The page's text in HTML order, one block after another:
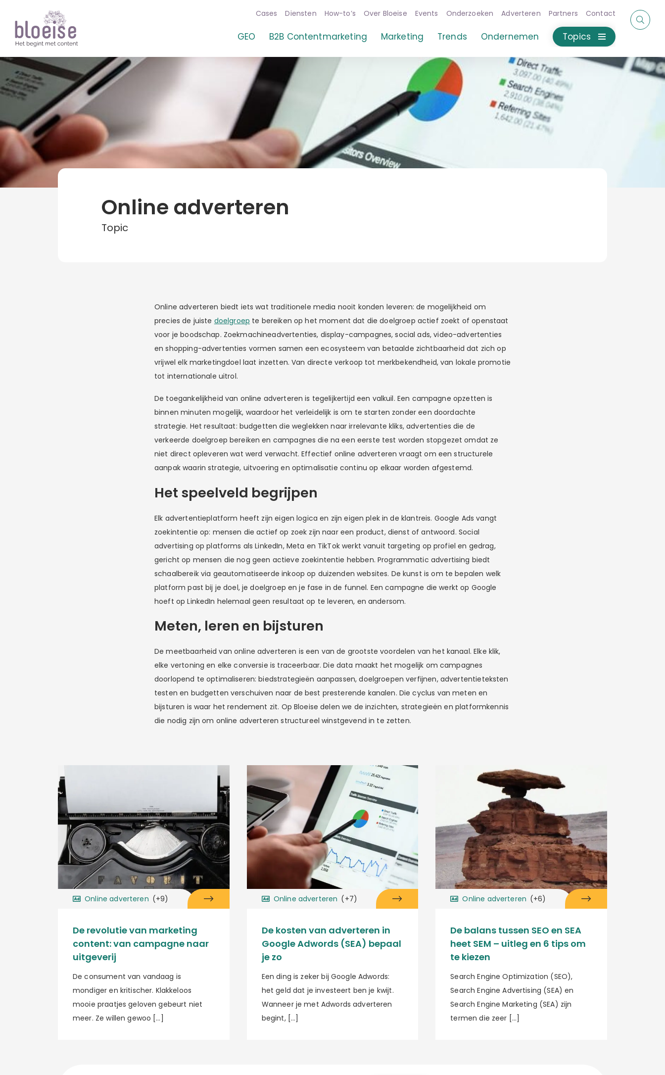
Artikelen
Cases Diensten How-to’s Over Bloeise Events Onderzoeken Adverteren Partners Contact
GEO B2B Contentmarketing Marketing Trends Ondernemen Topics
Online adverteren
Topic
Online adverteren biedt iets wat traditionele media nooit konden leveren: de mogelijkheid om
precies de juiste doelgroep te bereiken op het moment dat die doelgroep actief zoekt of openstaat
voor je boodschap. Zoekmachineadvertenties, display-campagnes, social ads, video-advertenties
en shopping-advertenties vormen samen een ecosysteem van betaalde zichtbaarheid dat zich op
vrijwel elk marketingdoel laat inzetten. Van directe verkoop tot merkbekendheid, van lokale promotie
tot internationale uitrol.
De toegankelijkheid van online adverteren is tegelijkertijd een valkuil. Een campagne opzetten is
binnen minuten mogelijk, waardoor het verleidelijk is om te starten zonder een doordachte
strategie. Het resultaat: budgetten die weglekken naar irrelevante kliks, advertenties die de
verkeerde doelgroep bereiken en campagnes die na een eerste test worden stopgezet omdat ze
niet direct opleveren wat werd verwacht. Effectief online adverteren vraagt om een structurele
aanpak waarin strategie, uitvoering en optimalisatie continu op elkaar worden afgestemd.
Het speelveld begrijpen
Elk advertentieplatform heeft zijn eigen logica en zijn eigen plek in de klantreis. Google Ads vangt
zoekintentie op: mensen die actief op zoek zijn naar een product, dienst of antwoord. Social
advertising op platforms als LinkedIn, Meta en TikTok werkt vanuit targeting op profiel en gedrag,
gericht op mensen die nog geen actieve zoekintentie hebben. Programmatic advertising biedt
schaalbereik via geautomatiseerde inkoop op duizenden websites. De kunst is om te bepalen welk
platform past bij je doel, je doelgroep en je fase in de funnel. Een campagne die werkt op Google
hoeft op LinkedIn helemaal geen resultaat op te leveren, en andersom.
Meten, leren en bijsturen
De meetbaarheid van online adverteren is een van de grootste voordelen van het kanaal. Elke klik,
elke vertoning en elke conversie is traceerbaar. Die data maakt het mogelijk om campagnes
doorlopend te optimaliseren: biedstrategieën aanpassen, doelgroepen verfijnen, advertentieteksten
testen en budgetten verschuiven naar de best presterende kanalen. Die cyclus van meten en
bijsturen is waar het rendement zit. Op Bloeise delen we de inzichten, strategieën en platformkennis
die nodig zijn om online adverteren structureel winstgevend in te zetten.
Online adverteren (+9)
De revolutie van marketing
content: van campagne naar
uitgeverij
De consument van vandaag is
mondiger en kritischer. Klakkeloos
mooie praatjes geloven gebeurt niet
meer. Ze willen gewoo […]
Online adverteren (+7)
De kosten van adverteren in
Google Adwords (SEA) bepaal
je zo
Een ding is zeker bij Google Adwords:
het geld dat je investeert ben je kwijt.
Wanneer je met Adwords adverteren
begint, […]
Online adverteren (+6)
De balans tussen SEO en SEA
heet SEM – uitleg en 6 tips om
te kiezen
Search Engine Optimization (SEO),
Search Engine Advertising (SEA) en
Search Engine Marketing (SEA) zijn
termen die zeer […]